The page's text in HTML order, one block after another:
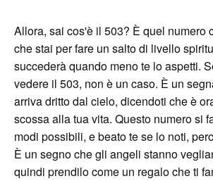
Allora, sai cos'è il 503? È quel numero
che stai per fare un salto di livello
succederà quando meno te lo aspetti.
vedere il 503, non è un caso. È un
arriva dritto dal cielo, dicendoti che è
scossa alla tua vita. Questo numero si
modi possibili, e beato te se lo noti,
È un segno che gli angeli stanno
quindi prendilo come un regalo che ti